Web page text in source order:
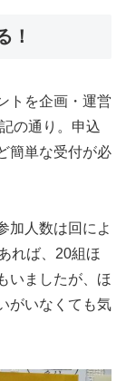
！
トを企画・運営
の通り。申込
簡単な受付が必
加人数は回によ
れば、20組ほ
いましたが、ほ
がいなくても気